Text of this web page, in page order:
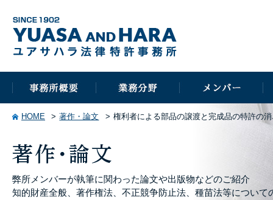
HOME 著作・論文 権利者による部品の譲渡と完成品の特許
弊所メンバーが執筆に関わった論文や出版物などのご紹介
知的財産全般、著作権法、不正競争防止法、種苗法等について